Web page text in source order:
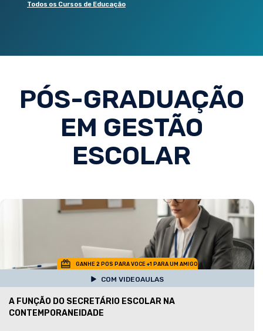
Todos os Cursos de Educação
PÓS-GRADUAÇÃO
EM GESTÃO
ESCOLAR
GANHE 2 POS PARA VOCE +1 PARA UM AMIGO
COM VIDEOAULAS
A FUNÇÃO DO SECRETÁRIO ESCOLAR NA
CONTEMPORANEIDADE